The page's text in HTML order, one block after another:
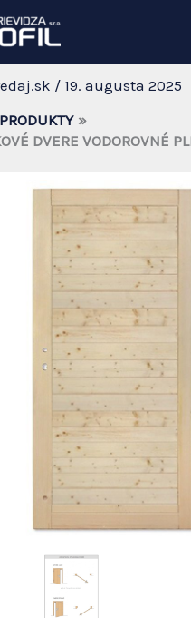
DVERE
PLNÉ
/ 19. augusta 2025
PRODUKTY
DVERE VODOROVNÉ